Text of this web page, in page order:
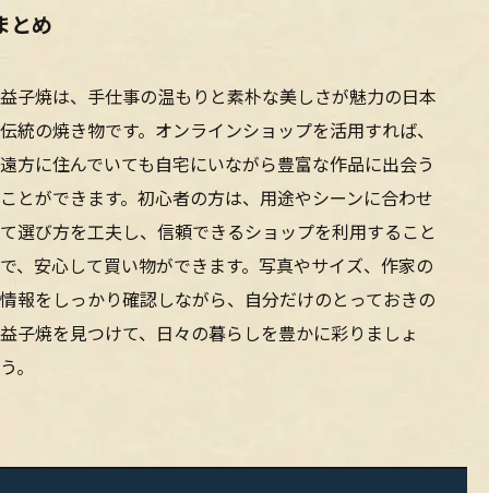
とめ
益子焼は、手仕事の温もりと素朴な美しさが魅力の日本
伝統の焼き物です。オンラインショップを活用すれば、
遠方に住んでいても自宅にいながら豊富な作品に出会う
ことができます。初心者の方は、用途やシーンに合わせ
て選び方を工夫し、信頼できるショップを利用すること
で、安心して買い物ができます。写真やサイズ、作家の
情報をしっかり確認しながら、自分だけのとっておきの
益子焼を見つけて、日々の暮らしを豊かに彩りましょ
う。